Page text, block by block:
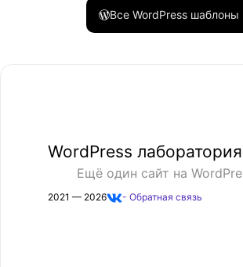
Все WordPress
WordPress лаборатория
Ещё один сайт на
2021 — 2026 - Обратная связь